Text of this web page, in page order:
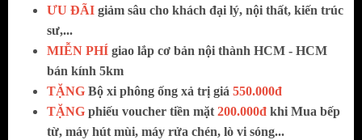
ƯU ĐÃI giảm sâu cho khách đại lý, nội thất, kiến trúc
sư,...
MIỄN PHÍ giao lắp cơ bản nội thành HCM - HCM
bán kính 5km
TẶNG Bộ xi phông ống xả trị giá 550.000đ
TẶNG phiếu voucher tiền mặt 200.000đ khi Mua bếp
từ, máy hút mùi, máy rửa chén, lò vi sóng...